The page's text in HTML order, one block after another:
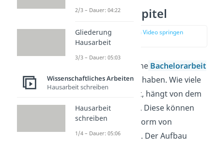
Anzahl der Kapitel
zur Stelle im Video springen
(02:57)
In der Regel sollte eineBachelorarbeit
5 bis 7 Hauptkapitel
haben. Wie viele
Hauptkapitel du hast, hängt von dem
Thema der Arbeit ab. Diese können
mehrere Ebenen
in Form von
Unterkapiteln haben. Der Aufbau
2/3 – Dauer: 04:22
Gliederung
Hausarbeit
3/3 – Dauer: 05:03
Wissenschaftliches Arbeiten
Hausarbeit schreiben
Hausarbeit
schreiben
1/4 – Dauer: 05:06